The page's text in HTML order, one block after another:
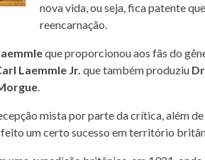
nova vida, ou seja, fica patente
reencarnação.
que proporcionou aos fãs do
Laemmle Jr. que também produziu
.
mista por parte da crítica, além
feito um certo sucesso em território